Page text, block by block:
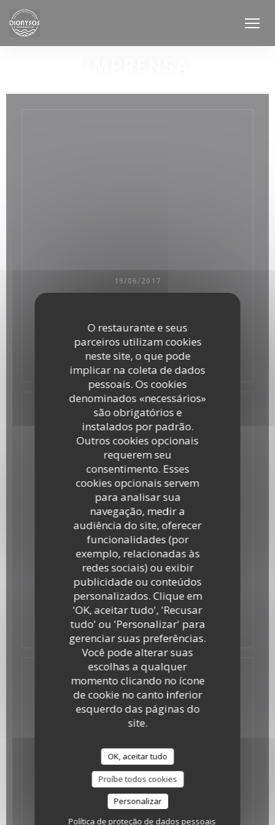
Painel de Gerenciamento de Cookies
O restaurante e seus
parceiros utilizam cookies
neste site, o que pode
implicar na coleta de dados
pessoais. Os cookies
denominados «necessários»
são obrigatórios e
instalados por padrão.
Outros cookies opcionais
requerem seu
consentimento. Esses
cookies opcionais servem
para analisar sua
navegação, medir a
audiência do site, oferecer
funcionalidades (por
exemplo, relacionadas às
redes sociais) ou exibir
publicidade ou conteúdos
personalizados. Clique em
'OK, aceitar tudo', 'Recusar
tudo' ou 'Personalizar' para
gerenciar suas preferências.
Você pode alterar suas
escolhas a qualquer
momento clicando no ícone
de cookie no canto inferior
esquerdo das páginas do
site.
OK, aceitar tudo
Proíbe todos cookies
Personalizar
Política de proteção de dados pessoais
19/06/2017
Ver o artigo da imprensa
19/06/2017
LE BONBON
Ver o artigo da imprensa((abre numa nova